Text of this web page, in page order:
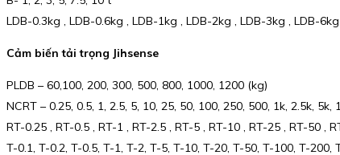
LDB-0.3kg , LDB-0.6kg , LDB-1kg , LDB-2kg , LDB-3kg , LDB-
Cảm biến tải trọng Jihsense
PLDB – 60,100, 200, 300, 500, 800, 1000, 1200 (kg)
NCRT – 0.25, 0.5, 1, 2.5, 5, 10, 25, 50, 100, 250, 500, 1k, 2.5k, 5k,
RT-0.25 , RT-0.5 , RT-1 , RT-2.5 , RT-5 , RT-10 , RT-25 , RT-50 ,
T-0.1, T-0.2, T-0.5, T-1, T-2, T-5, T-10, T-20, T-50, T-100, T-